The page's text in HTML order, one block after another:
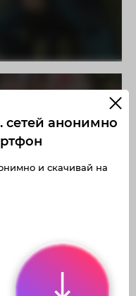
Получите доступ к архивным
сетей анонимно
и скачивай на